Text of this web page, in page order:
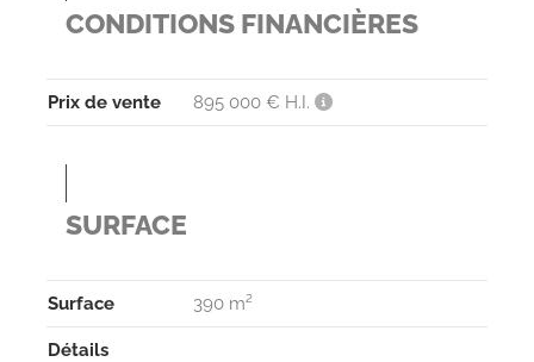
CONDITIONS FINANCIÈRES
Prix de vente 895 000 € H.I.
SURFACE
Surface 390 m²
Détails